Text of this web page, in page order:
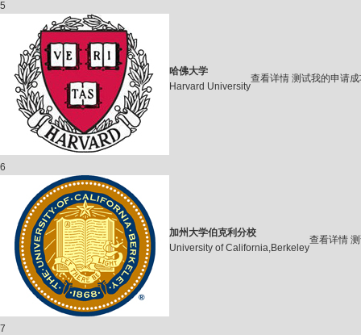
5
哈佛大学
Harvard University
查看详情 测试我的申请
6
加州大学伯克利分校
University of California,Berkeley
查看详情
7